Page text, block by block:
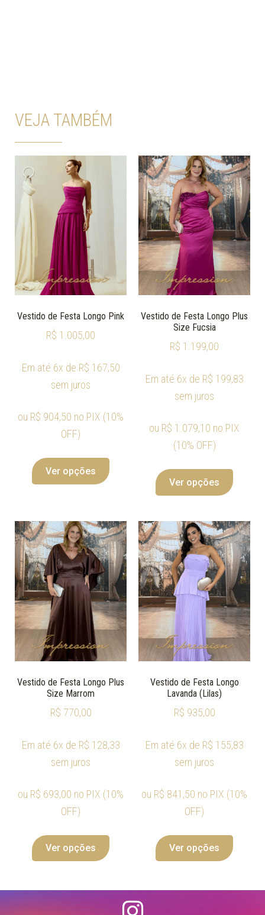
VEJA TAMBÉM
Vestido de Festa Longo Pink
R$ 1.005,00
Em até 6x de R$ 167,50
sem juros
ou R$ 904,50 no PIX (10%
OFF)
Ver opções
Vestido de Festa Longo Plus
Size Fucsia
R$ 1.199,00
Em até 6x de R$ 199,83
sem juros
ou R$ 1.079,10 no PIX
(10% OFF)
Ver opções
Vestido de Festa Longo Plus
Size Marrom
R$ 770,00
Em até 6x de R$ 128,33
sem juros
ou R$ 693,00 no PIX (10%
OFF)
Ver opções
Vestido de Festa Longo
Lavanda (Lilas)
R$ 935,00
Em até 6x de R$ 155,83
sem juros
ou R$ 841,50 no PIX (10%
OFF)
Ver opções